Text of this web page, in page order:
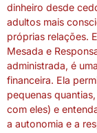
dinheiro desde
adultos mais
próprias relações.
Mesada e
administrada, é
financeira. Ela
pequenas
com eles) e
a autonomia e a